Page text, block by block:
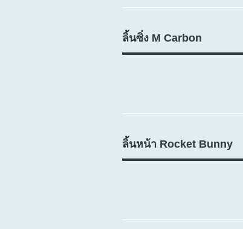
ลิ้นซิ่ง M Carbon
ลิ้นหน้า Rocket Bunny